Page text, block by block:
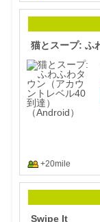
+20mile
Swipe It